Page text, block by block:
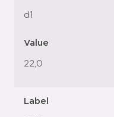
d1
Value
22,0
Label